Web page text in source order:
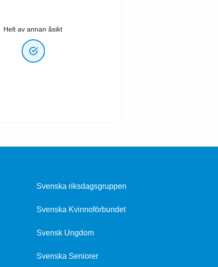
Helt av annan åsikt
Svenska riksdagsgruppen
Svenska Kvinnoförbundet
Svensk Ungdom
Svenska Seniorer